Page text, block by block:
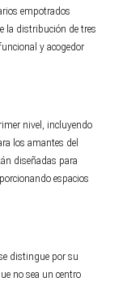
empotrados
la distribución de tres
y acogedor
nivel, incluyendo
los amantes del
diseñadas para
espacios
distingue por su
no sea un centro